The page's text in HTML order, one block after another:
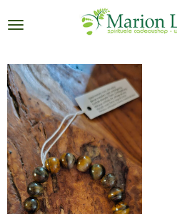
direct
de
hoofdinhoud